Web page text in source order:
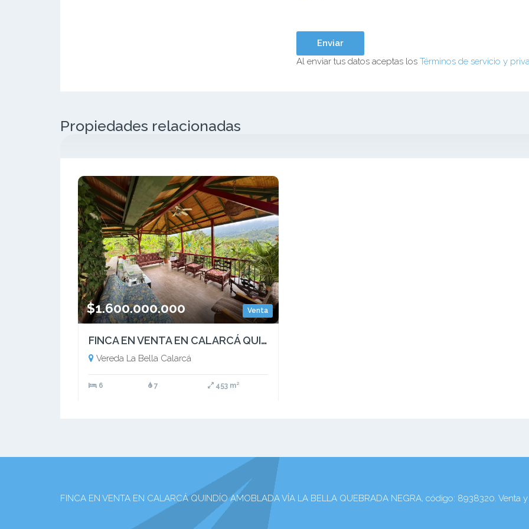
Al enviar tus datos aceptas los Términos de servicio y
Propiedades relacionadas
Venta
$1.600.000.000
FINCA EN VENTA EN CALARCÁ QUINDÍO AMOBLADA VÍA LA BELLA QUEBRADA NEGRA
Vereda La Bella Calarcá
6 7 453 m²
FINCA EN VENTA EN CALARCÁ QUINDÍO AMOBLADA VÍA LA BELLA QUEBRADA NEGRA, código: 8938320.